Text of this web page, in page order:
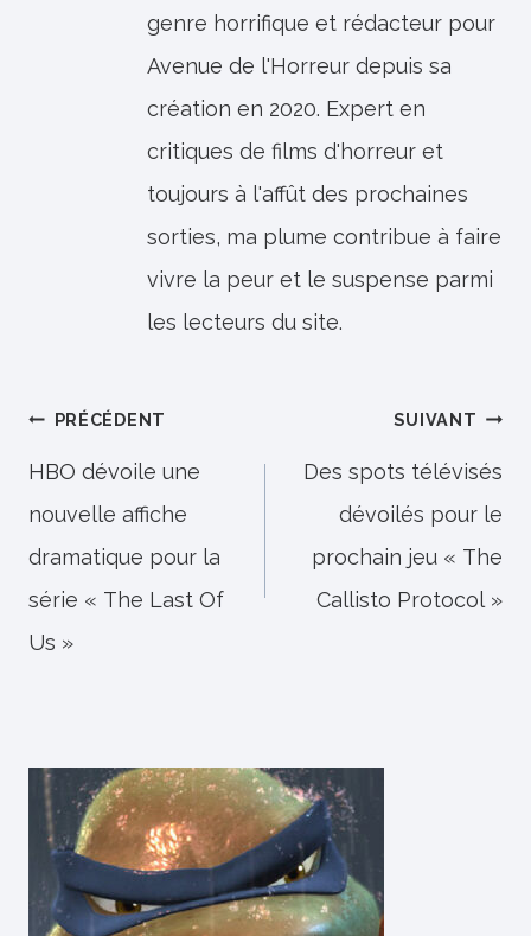
genre horrifique et rédacteur pour
Avenue de l'Horreur depuis sa
création en 2020. Expert en
critiques de films d'horreur et
toujours à l'affût des prochaines
sorties, ma plume contribue à faire
vivre la peur et le suspense parmi
les lecteurs du site.
Navigation
de
l’article
PRÉCÉDENT
HBO dévoile une
nouvelle affiche
dramatique pour la
série « The Last Of
Us »
SUIVANT
Des spots télévisés
dévoilés pour le
prochain jeu « The
Callisto Protocol »